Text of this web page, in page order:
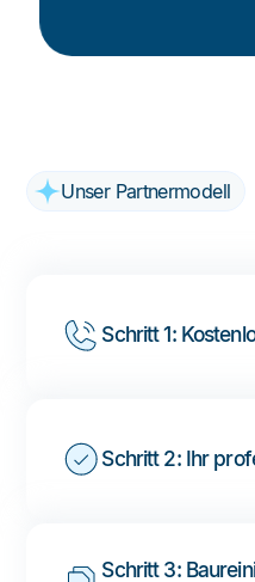
Unser Partnermodell
Schritt 1:
Schritt 2: Ihr
Schritt 3: